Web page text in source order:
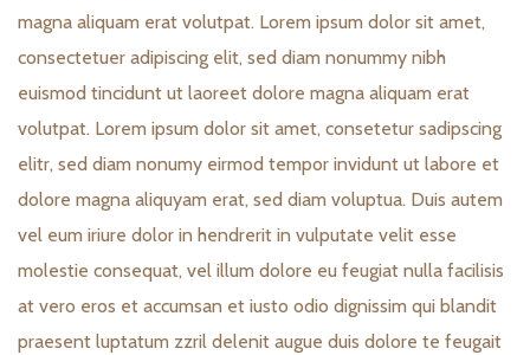
magna aliquam erat volutpat. Lorem ipsum dolor sit amet,
consectetuer adipiscing elit, sed diam nonummy nibh
euismod tincidunt ut laoreet dolore magna aliquam erat
volutpat. Lorem ipsum dolor sit amet, consetetur sadipscing
elitr, sed diam nonumy eirmod tempor invidunt ut labore et
dolore magna aliquyam erat, sed diam voluptua. Duis autem
vel eum iriure dolor in hendrerit in vulputate velit esse
molestie consequat, vel illum dolore eu feugiat nulla facilisis
at vero eros et accumsan et iusto odio dignissim qui blandit
praesent luptatum zzril delenit augue duis dolore te feugait